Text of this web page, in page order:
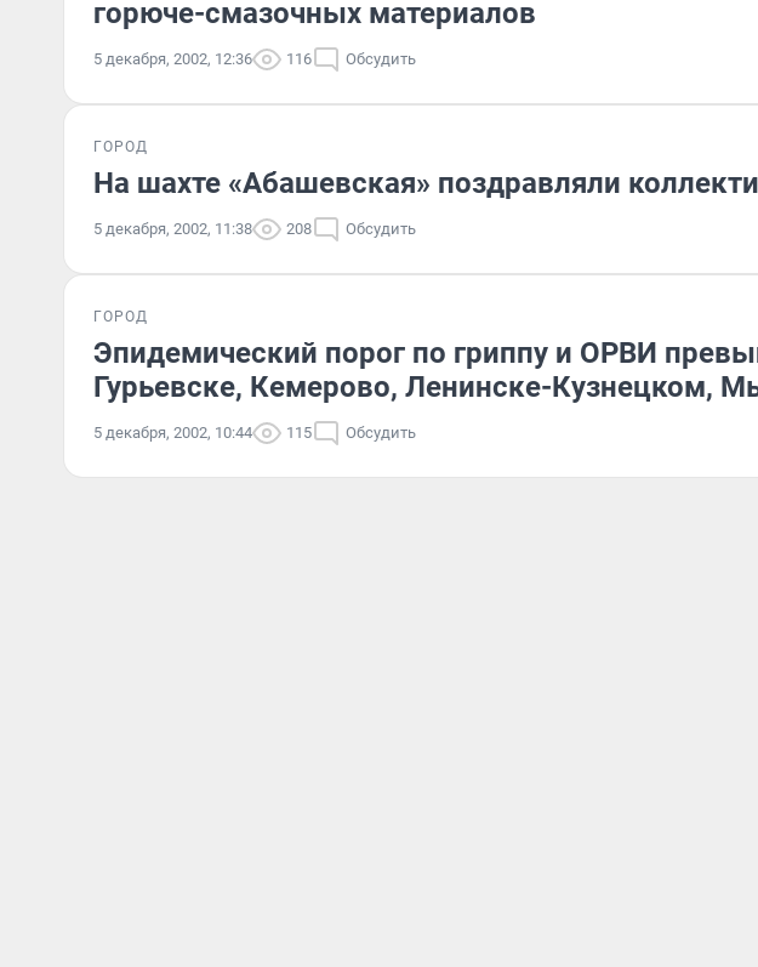
горюче-смазочных материалов
5 декабря, 2002, 12:36 116 Обсудить
ГОРОД
На шахте «Абашевская» поздравляли
5 декабря, 2002, 11:38 208 Обсудить
ГОРОД
Эпидемический порог по гриппу и ОРВИ
Гурьевске, Кемерово, Ленинске-Кузнецком,
5 декабря, 2002, 10:44 115 Обсудить